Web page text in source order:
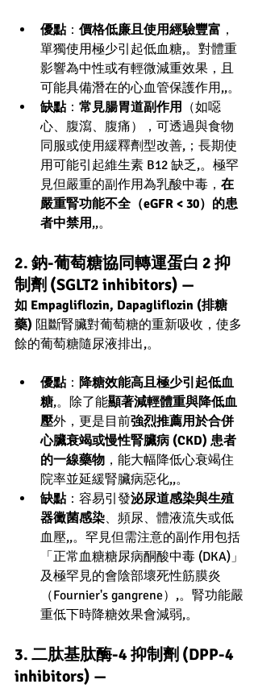
優點： 價格低廉且使用經驗豐富 ，
單獨使用極少引起低血糖,。對體重
影響為中性或有輕微減重效果，且
可能具備潛在的心血管保護作用,,。
缺點： 常見腸胃道副作用 （如噁
心、腹瀉、腹痛），可透過與食物
同服或使用緩釋劑型改善,；長期使
用可能引起維生素 B12 缺乏,。極罕
見但嚴重的副作用為乳酸中毒， 在
嚴重腎功能不全（eGFR < 30）的患
者中禁用,,。
2. 鈉-葡萄糖協同轉運蛋白 2 抑
制劑 (SGLT2 inhibitors) —
如 Empagliflozin, Dapagliflozin (排糖
藥) 阻斷腎臟對葡萄糖的重新吸收，使多
餘的葡萄糖隨尿液排出,。
優點： 降糖效能高且極少引起低血
糖,。除了能顯著減輕體重與降低血
壓外，更是目前強烈推薦用於合併
心臟衰竭或慢性腎臟病 (CKD) 患者
的一線藥物 ，能大幅降低心衰竭住
院率並延緩腎臟病惡化,,。
缺點：容易引發泌尿道感染與生殖
器黴菌感染、頻尿、體液流失或低
血壓,,。罕見但需注意的副作用包括
「正常血糖糖尿病酮酸中毒 (DKA)」
及極罕見的會陰部壞死性筋膜炎
（Fournier's gangrene）,。腎功能嚴
重低下時降糖效果會減弱,。
3. 二肽基肽酶-4 抑制劑 (DPP-4
inhibitors) —